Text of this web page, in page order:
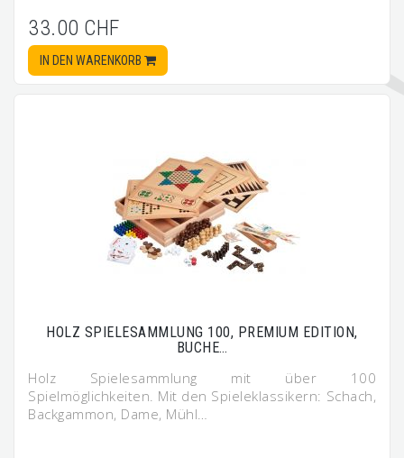
33.00 CHF
IN DEN WARENKORB
HOLZ SPIELESAMMLUNG 100, PREMIUM EDITION,
BUCHE…
Holz Spielesammlung mit über 100
Spielmöglichkeiten. Mit den Spieleklassikern: Schach,
Backgammon, Dame, Mühl…